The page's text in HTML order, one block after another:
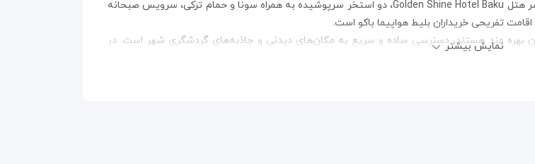
Hotel با داشتن ۳۰ اتاق و امکاناتی چون آسانسور، وای فای رایگان در سراسر هتل Golden Shine Hotel Baku، دو استخر سرپوشیده به همراه سونا و حمام ترکی، سرویس صبحانه
بهره مند هستند، دسنرسی ساده و سریع به مکان‌های دیدنی و جاذبه‌های گردشگری شهر است. در
نمایش بیشتر